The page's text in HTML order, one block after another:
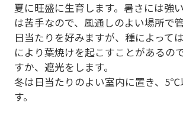
夏に旺盛に生育します。暑さには強
は苦手なので、風通しのよい場所で管
日当たりを好みますが、種によって
により葉焼けを起こすことがあるの
すか、遮光をします。
冬は日当たりのよい室内に置き、5℃
す。